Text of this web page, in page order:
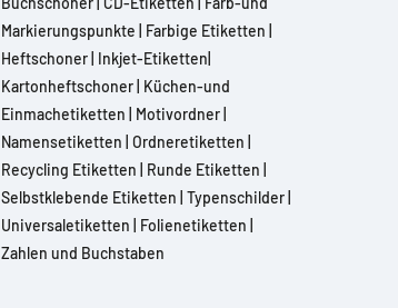
Markierungspunkte
Farbige Etiketten
Heftschoner Inkjet-Etiketten
Kartonheftschoner Küchen-und
Einmachetiketten
Motivordner
Namensetiketten Ordneretiketten
Recycling Etiketten
Runde Etiketten
Selbstklebende Etiketten Typenschilder
Universaletiketten
Folienetiketten
Zahlen und Buchstaben